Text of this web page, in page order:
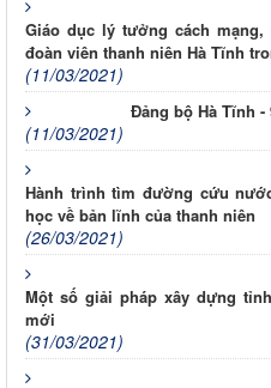
Giáo dục lý tưởng cách
đoàn viên thanh niên Hà Tĩnh
(11/03/2021)
Đảng bộ Hà Tĩnh
(11/03/2021)
Hành trình tìm đường cứu
học về bản lĩnh của thanh niên
(26/03/2021)
Một số giải pháp xây dựng
mới
(31/03/2021)